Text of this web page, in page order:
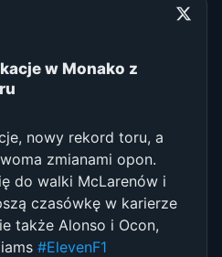
w Monako z
nowy rekord toru, a
zmianami opon.
do walki McLarenów i
czasówkę w karierze
także Alonso i Ocon,
#ElevenF1